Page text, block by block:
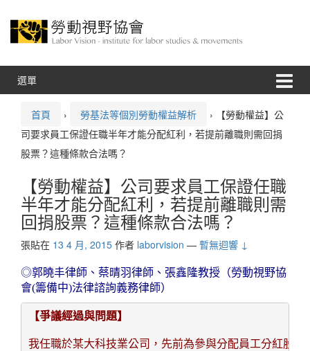
選單
首頁 › 勞基法等個別勞動權益解析 ›
【勞動權益】公
司要求員工保證任職半年才能分配紅利，若提前離職則需回捐
股票？這種條款合法嗎？
【勞動權益】公司要求員工保證任職
半年才能分配紅利，若提前離職則需
回捐股票？這種條款合法嗎？
張貼在 13 4 月, 2015 作者 laborvision — 暫無迴響 ↓
◎郭曉丰律師、蔡晴羽律師、張鑫隆教授（勞動視野協
會(籌備中)法律諮詢義務律師）
【爭議經過與問題】
我任職於某大科技業公司，先前為參與分配員工分紅股